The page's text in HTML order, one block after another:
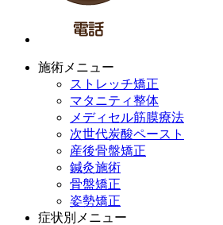
施術メニュー
ストレッチ矯正
マタニティ整体
メディセル筋膜療法
次世代炭酸ペースト
産後骨盤矯正
鍼灸施術
骨盤矯正
姿勢矯正
症状別メニュー